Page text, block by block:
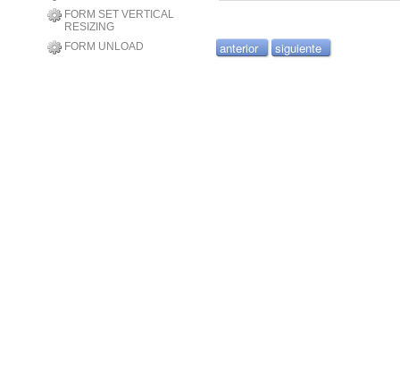
FORM SET VERTICAL
RESIZING
FORM UNLOAD
anterior siguiente